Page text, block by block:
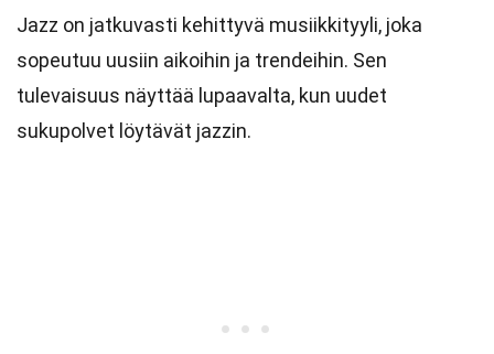
Jazz on jatkuvasti kehittyvä musiikkityyli, joka
sopeutuu uusiin aikoihin ja trendeihin. Sen
tulevaisuus näyttää lupaavalta, kun uudet
sukupolvet löytävät jazzin.